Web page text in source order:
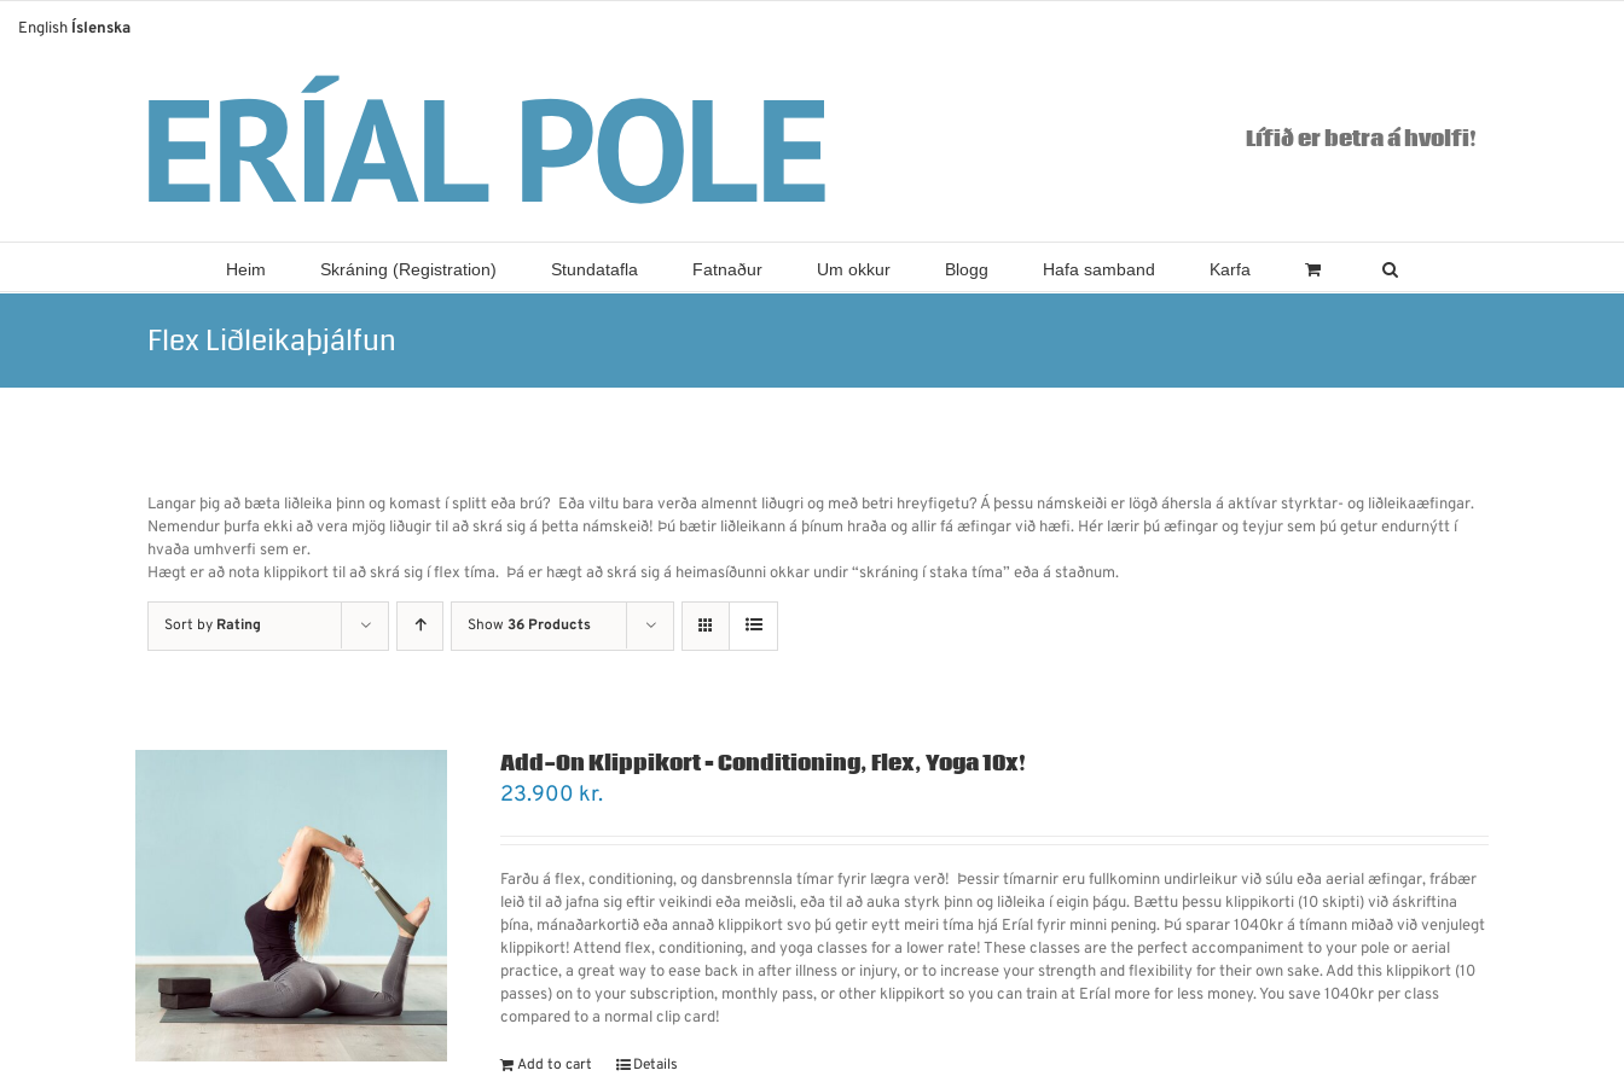
Lífið er betra á hvolfi!
Heim Skráning (Registration) Stundatafla Fatnaður Um okkur Blogg Hafa samband Karfa
Flex Liðleikaþjálfun
Langar þig að bæta liðleika þinn og komast í splitt eða brú? Eða viltu bara verða almennt liðugri og með betri hreyfigetu? Á þessu námskeiði er lögð áhersla á aktívar styrktar- og liðleikaæfingar.
Nemendur þurfa ekki að vera mjög liðugir til að skrá sig á þetta námskeið! Þú bætir liðleikann á þínum hraða og allir fá æfingar við hæfi. Hér lærir þú æfingar og teyjur sem þú getur endurnýtt í
hvaða umhverfi sem er.
Hægt er að nota klippikort til að skrá sig í flex tíma. Þá er hægt að skrá sig á heimasíðunni okkar undir “skráning í staka tíma” eða á staðnum.
Sort by Rating Show 36 Products
Add-On Klippikort – Conditioning, Flex, Yoga 10x!
23.900 kr.
Farðu á flex, conditioning, og dansbrennsla tímar fyrir lægra verð! Þessir tímarnir eru fullkominn undirleikur við súlu eða aerial æfingar, frábær
leið til að jafna sig eftir veikindi eða meiðsli, eða til að auka styrk þinn og liðleika í eigin þágu. Bættu þessu klippikorti (10 skipti) við áskriftina
þína, mánaðarkortið eða annað klippikort svo þú getir eytt meiri tíma hjá Eríal fyrir minni pening. Þú sparar 1040kr á tímann miðað við venjulegt
klippikort! Attend flex, conditioning, and yoga classes for a lower rate! These classes are the perfect accompaniment to your pole or aerial
practice, a great way to ease back in after illness or injury, or to increase your strength and flexibility for their own sake. Add this klippikort (10
passes) on to your subscription, monthly pass, or other klippikort so you can train at Eríal more for less money. You save 1040kr per class
compared to a normal clip card!
Add to cart Details
English Íslenska